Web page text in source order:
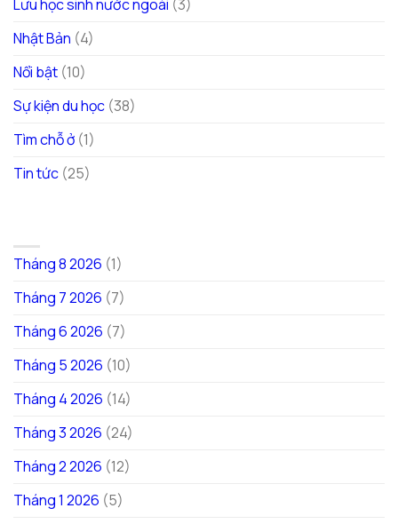
Lưu học sinh nước ngoài (3)
Nhật Bản (4)
Nổi bật (10)
Sự kiện du học (38)
Tìm chỗ ở (1)
Tin tức (25)
Tháng 8 2026 (1)
Tháng 7 2026 (7)
Tháng 6 2026 (7)
Tháng 5 2026 (10)
Tháng 4 2026 (14)
Tháng 3 2026 (24)
Tháng 2 2026 (12)
Tháng 1 2026 (5)